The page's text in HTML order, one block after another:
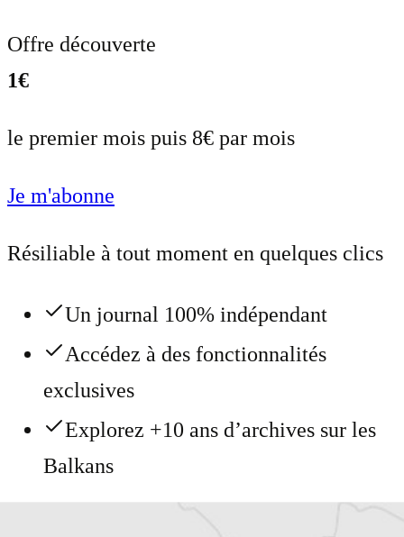
Offre découverte
1€
le premier mois puis 8€ par mois
Je m'abonne
Résiliable à tout moment en quelques clics
Un journal 100% indépendant
Accédez à des fonctionnalités
exclusives
Explorez +10 ans d’archives sur les
Balkans